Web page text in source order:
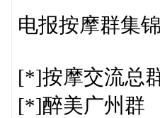
电报按摩群集
[*]按摩交流总
[*]醉美广州群